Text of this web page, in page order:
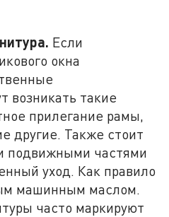
Если
окна
возникать такие
прилегание рамы,
другие. Также стоит
подвижными частями
уход. Как правило
машинным маслом.
часто маркируют